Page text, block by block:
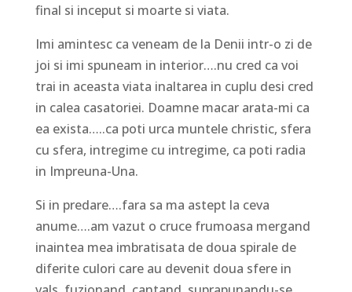
final si inceput si moarte si viata.
Imi amintesc ca veneam de la Denii intr-o zi de
joi si imi spuneam in interior….nu cred ca voi
trai in aceasta viata inaltarea in cuplu desi cred
in calea casatoriei. Doamne macar arata-mi ca
ea exista…..ca poti urca muntele christic, sfera
cu sfera, intregime cu intregime, ca poti radia
in Impreuna-Una.
Si in predare….fara sa ma astept la ceva
anume….am vazut o cruce frumoasa mergand
inaintea mea imbratisata de doua spirale de
diferite culori care au devenit doua sfere in